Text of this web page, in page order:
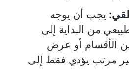
يجب أن يوجه
من البداية إلى
بين الأقسام أو عرض
مرتب يؤدي فقط إلى